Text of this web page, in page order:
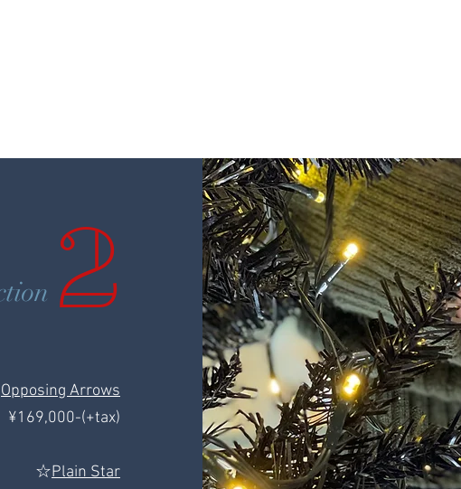
2
Opposing Arrows
¥169,000-(+tax)
☆Plain Star